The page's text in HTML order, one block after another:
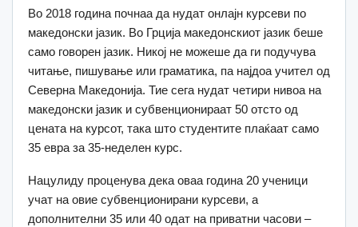
Во 2018 година почнаа да нудат онлајн курсеви по
македонски јазик. Во Грција македонскиот јазик беше
само говорен јазик. Никој не можеше да ги подучува
читање, пишување или граматика, па најдоа учител од
Северна Македонија. Тие сега нудат четири нивоа на
македонски јазик и субвенционираат 50 отсто од
цената на курсот, така што студентите плаќаат само
35 евра за 35-неделен курс.
Нацулиду проценува дека оваа година 20 ученици
учат на овие субвенционирани курсеви, а
дополнителни 35 или 40 одат на приватни часови –